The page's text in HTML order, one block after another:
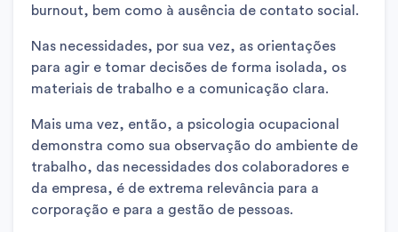
burnout, bem como à ausência de contato social.
Nas necessidades, por sua vez, as orientações
para agir e tomar decisões de forma isolada, os
materiais de trabalho e a comunicação clara.
Mais uma vez, então, a psicologia ocupacional
demonstra como sua observação do ambiente de
trabalho, das necessidades dos colaboradores e
da empresa, é de extrema relevância para a
corporação e para a gestão de pessoas.